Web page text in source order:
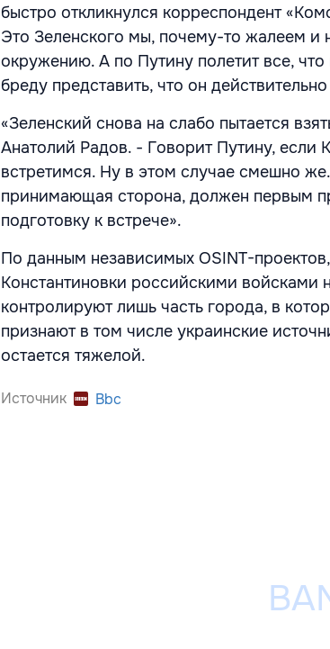
быстро откликнулся корреспондент
Это Зеленского мы, почему-то жалеем
окружению. А по Путину полетит все,
бреду представить, что он
«Зеленский снова на слабо пытается
Анатолий Радов. - Говорит Путину, если
встретимся. Ну в этом случае смешно
принимающая сторона, должен первым
подготовку к встрече».
По данным независимых OSINT-
Константиновки российскими войсками
контролируют лишь часть города, в
признают в том числе украинские
остается тяжелой.
Источник Bbc